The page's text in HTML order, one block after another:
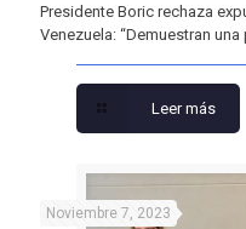
Presidente Boric rechaza
Venezuela: “Demuestran
Leer más
Noviembre 7, 2023